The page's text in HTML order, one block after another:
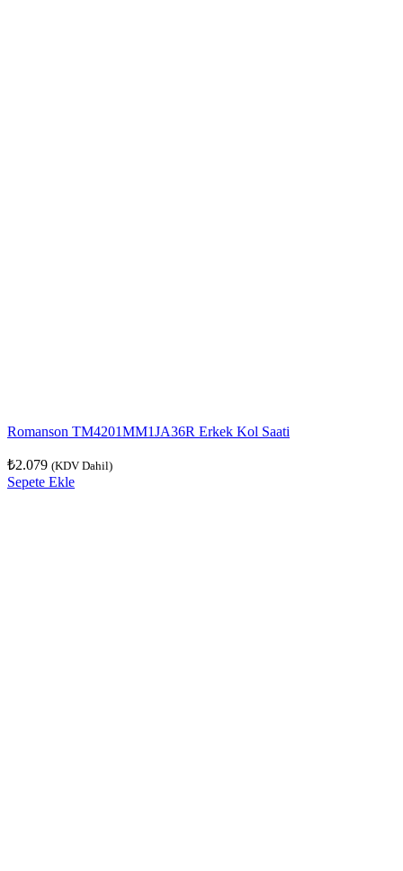
Romanson TM4201MM1JA36R Erkek Kol Saati
₺2.079 (KDV Dahil)
Sepete Ekle